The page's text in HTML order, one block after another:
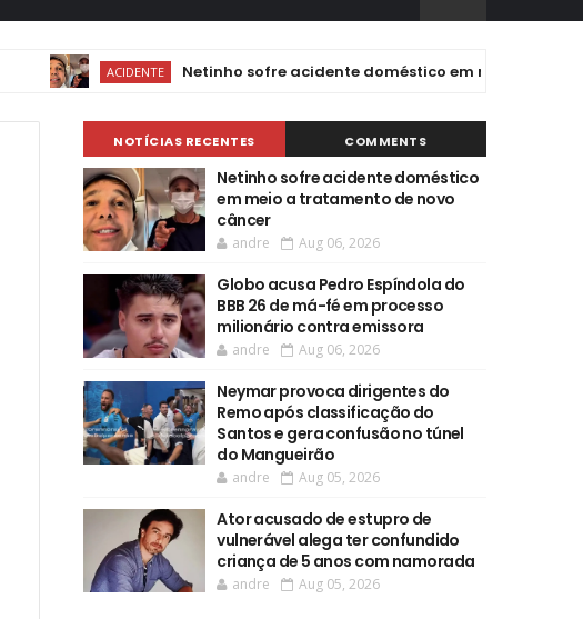
ACIDENTE Netinho sofre acidente doméstico em meio a tratamento
NOTÍCIAS RECENTES COMMENTS
Netinho sofre acidente doméstico
em meio a tratamento de novo
câncer
andre Aug 06, 2026
Globo acusa Pedro Espíndola do
BBB 26 de má-fé em processo
milionário contra emissora
andre Aug 06, 2026
Neymar provoca dirigentes do
Remo após classificação do
Santos e gera confusão no túnel
do Mangueirão
andre Aug 05, 2026
Ator acusado de estupro de
vulnerável alega ter confundido
criança de 5 anos com namorada
andre Aug 05, 2026